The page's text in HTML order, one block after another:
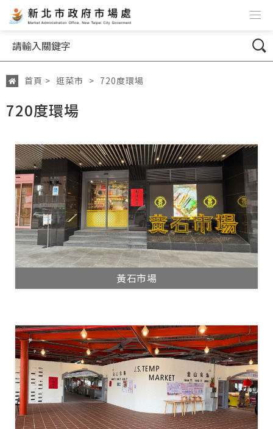
跳到主要內容
網站導覽
搜尋
首頁 > 逛菜市 > 720度環場
720度環場
黃石市場